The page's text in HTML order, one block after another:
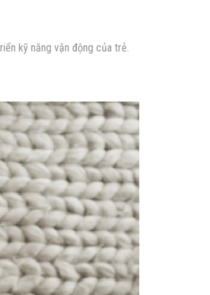
kỹ năng vận động của trẻ.